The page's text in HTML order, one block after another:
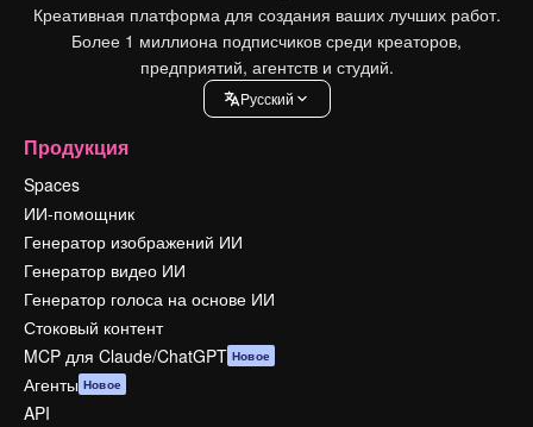
Креативная платформа для создания ваших лучших работ.
Более 1 миллиона подписчиков среди креаторов,
предприятий, агентств и студий.
Pусский
Продукция
Spaces
ИИ-помощник
Генератор изображений ИИ
Генератор видео ИИ
Генератор голоса на основе ИИ
Стоковый контент
MCP для Claude/ChatGPT Новое
Агенты Новое
API